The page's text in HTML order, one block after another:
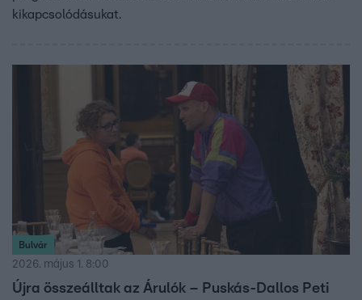
kikapcsolódásukat.
Bulvár
2026. május 1. 8:00
Újra összeálltak az Árulók – Puskás-Dallos Peti